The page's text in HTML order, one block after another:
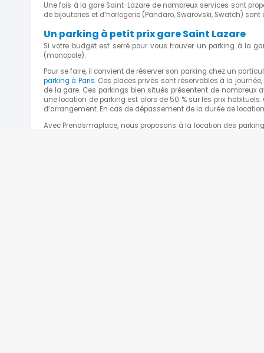
20 Rue De Naples, 75008 Paris, France(
7 Rue Fromentin, 75009 Paris, France( 0.85
Une fois à la gare Saint-Lazare de nombreux services sont
de bijouteries et d’horlogerie (Pandaro, Swarovski, Swatch)
Un parking à petit prix gare Saint Lazare
Si votre budget est serré pour vous trouver un parking à la
(monopole).
Pour se faire, il convient de réserver son parking chez un
parking à Paris. Ces places privés sont réservables à la
de la gare. Ces parkings bien situés présentent de nombreux
une location de parking est alors de 50 % sur les prix
d’arrangement. En cas de dépassement de la durée de
Avec Prendsmaplace, nous proposons à la location des